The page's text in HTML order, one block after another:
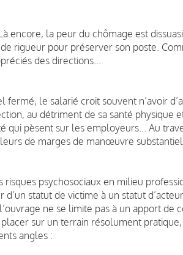
encore, la peur du chômage est
rigueur pour préserver son poste.
des directions...
fermé, le salarié croit souvent n’avoir
au détriment de sa santé physique
qui pèsent sur les employeurs... Au
de marges de manœuvre
psychosociaux en milieu
statut de victime à un statut
ne se limite pas à un apport de
sur un terrain résolument
angles :